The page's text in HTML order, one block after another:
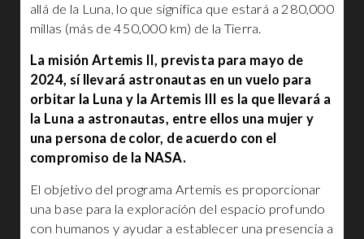
allá de la Luna, lo que significa que estará a 280,000
millas (más de 450,000 km) de la Tierra.
La misión Artemis II, prevista para mayo de
2024, sí llevará astronautas en un vuelo para
orbitar la Luna y la Artemis III es la que llevará a
la Luna a astronautas, entre ellos una mujer y
una persona de color, de acuerdo con el
compromiso de la NASA.
El objetivo del programa Artemis es proporcionar
una base para la exploración del espacio profundo
con humanos y ayudar a establecer una presencia a